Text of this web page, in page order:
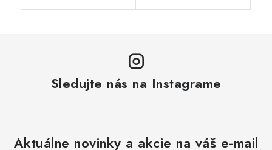
Sledujte nás na Instagrame
Aktuálne novinky a akcie na váš e-mail